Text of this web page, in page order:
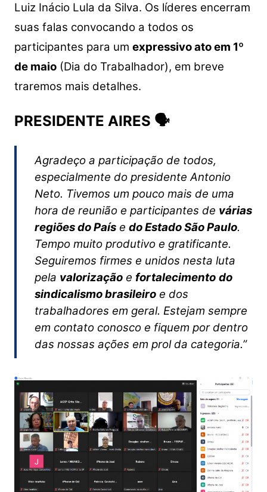
Luiz Inácio Lula da Silva. Os líderes encerram
suas falas convocando a todos os
participantes para um expressivo ato em 1º
de maio(Dia do Trabalhador), em breve
traremos mais detalhes.
PRESIDENTE AIRES 🗣
Agradeço a participação de todos,
especialmente do presidente Antonio
Neto. Tivemos um pouco mais de uma
hora de reunião e participantes de várias
regiões do Paíse do Estado São Paulo.
Tempo muito produtivo e gratificante.
Seguiremos firmes e unidos nesta luta
pela valorizaçãoe fortalecimento do
sindicalismo brasileiroe dos
trabalhadores em geral. Estejam sempre
em contato conosco e fiquem por dentro
das nossas ações em prol da categoria.”